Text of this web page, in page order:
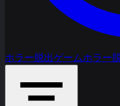
ホラー脱出ゲームホラー